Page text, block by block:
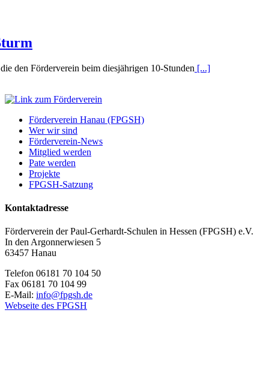
den Förderverein beim diesjährigen 10-Stunden [...]
Förderverein Hanau (FPGSH)
Wer wir sind
Förderverein-News
Mitglied werden
Pate werden
Projekte
FPGSH-Satzung
Kontaktadresse
Förderverein der Paul-Gerhardt-Schulen in Hessen (FPGSH) e.V.
In den Argonnerwiesen 5
63457 Hanau
Telefon 06181 70 104 50
Fax 06181 70 104 99
E-Mail: info@fpgsh.de
Webseite des FPGSH